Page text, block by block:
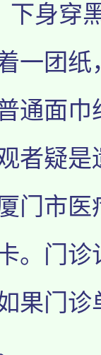
下身穿
一团
通面巾
者疑是
门市医
。门
果门